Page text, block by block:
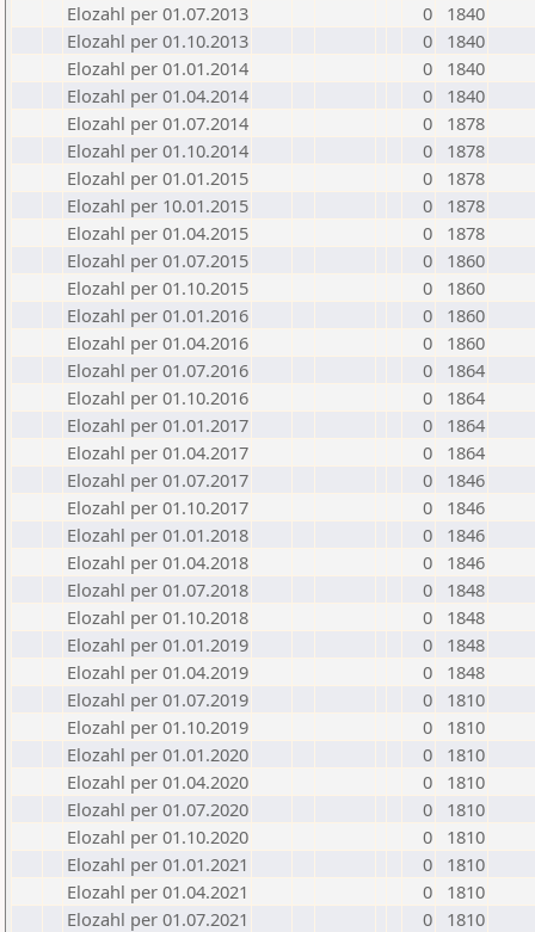
Elozahl per 01.07.2013
0
1840
Elozahl per 01.10.2013
0
1840
Elozahl per 01.01.2014
0
1840
Elozahl per 01.04.2014
0
1840
Elozahl per 01.07.2014
0
1878
Elozahl per 01.10.2014
0
1878
Elozahl per 01.01.2015
0
1878
Elozahl per 10.01.2015
0
1878
Elozahl per 01.04.2015
0
1878
Elozahl per 01.07.2015
0
1860
Elozahl per 01.10.2015
0
1860
Elozahl per 01.01.2016
0
1860
Elozahl per 01.04.2016
0
1860
Elozahl per 01.07.2016
0
1864
Elozahl per 01.10.2016
0
1864
Elozahl per 01.01.2017
0
1864
Elozahl per 01.04.2017
0
1864
Elozahl per 01.07.2017
0
1846
Elozahl per 01.10.2017
0
1846
Elozahl per 01.01.2018
0
1846
Elozahl per 01.04.2018
0
1846
Elozahl per 01.07.2018
0
1848
Elozahl per 01.10.2018
0
1848
Elozahl per 01.01.2019
0
1848
Elozahl per 01.04.2019
0
1848
Elozahl per 01.07.2019
0
1810
Elozahl per 01.10.2019
0
1810
Elozahl per 01.01.2020
0
1810
Elozahl per 01.04.2020
0
1810
Elozahl per 01.07.2020
0
1810
Elozahl per 01.10.2020
0
1810
Elozahl per 01.01.2021
0
1810
Elozahl per 01.04.2021
0
1810
Elozahl per 01.07.2021
0
1810